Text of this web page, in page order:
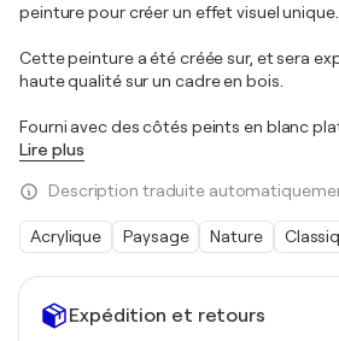
Expédition et retours
peinture pour créer un effet visuel unique.
Cette peinture a été créée sur, et sera
haute qualité sur un cadre en bois.
Fourni avec des côtés peints en blanc
Lire plus
Description traduite
Acrylique Paysage Nature